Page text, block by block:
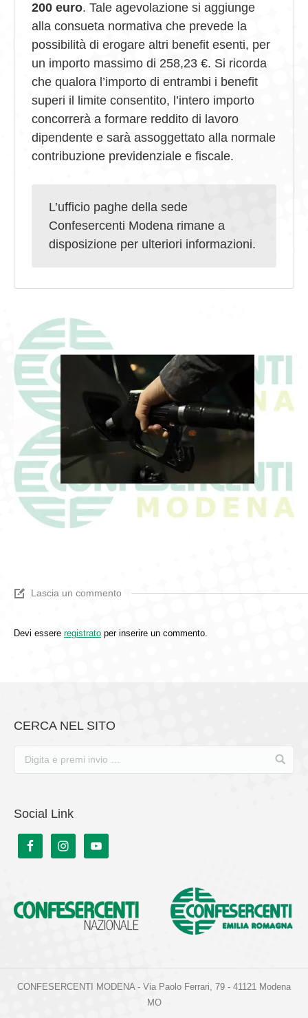
200 euro. Tale agevolazione si aggiunge
alla consueta normativa che prevede la
possibilità di erogare altri benefit esenti, per
un importo massimo di 258,23 €. Si ricorda
che qualora l’importo di entrambi i benefit
superi il limite consentito, l’intero importo
concorrerà a formare reddito di lavoro
dipendente e sarà assoggettato alla normale
contribuzione previdenziale e fiscale.
L’ufficio paghe della sede
Confesercenti Modena rimane a
disposizione per ulteriori informazioni.
Lascia un commento
Devi essere registrato per inserire un commento.
CERCA NEL SITO
Social Link
CONFESERCENTI MODENA - Via Paolo Ferrari, 79 - 41121 Modena
MO